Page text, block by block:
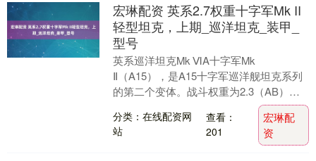
宏琳配资 英系2.7权重十字军Mk II
轻型坦克，上期_巡洋坦克_装甲_
型号
英系巡洋坦克Mk ⅥA十字军Mk
Ⅱ（A15），是A15十字军巡洋舰坦克系列
的第二个变体。战斗权重为2.3（AB）和
2.7（RB/SB），在更新1.55“皇家装....
分类：在线配资网
站
查看：
201
宏琳配
资